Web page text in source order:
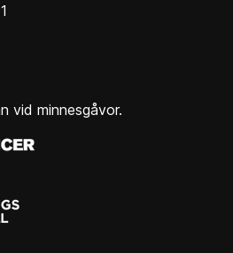
vid minnesgåvor.